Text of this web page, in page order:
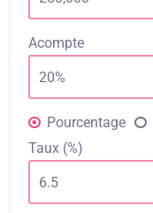
Acompte
Pourcentage
Taux (%)